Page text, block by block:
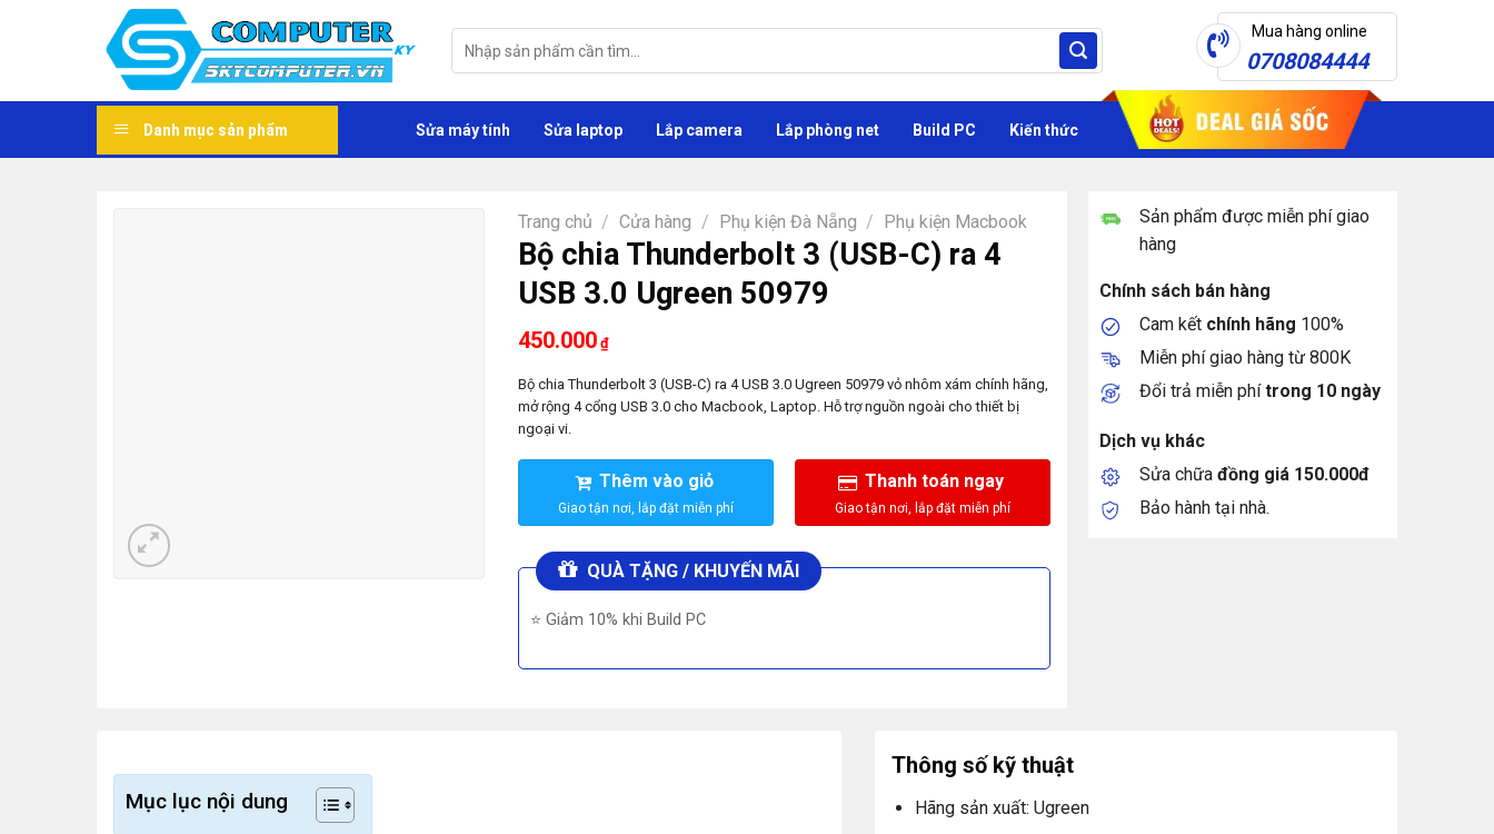
kiếm:
Mua hàng online
0708084444
Danh mục sản phẩm Sửa máy tính Sửa laptop Lắp camera Lắp phòng net Build PC Kiến thức
Trang chủ / Cửa hàng / Phụ kiện Đà Nẵng / Phụ kiện Macbook
Bộ chia Thunderbolt 3 (USB-C) ra 4
USB 3.0 Ugreen 50979
450.000 ₫
Bộ chia Thunderbolt 3 (USB-C) ra 4 USB 3.0 Ugreen 50979 vỏ nhôm xám chính hãng,
mở rộng 4 cổng USB 3.0 cho Macbook, Laptop. Hỗ trợ nguồn ngoài cho thiết bị
ngoại vi.
Thêm vào giỏ Thanh toán ngay
QUÀ TẶNG / KHUYẾN MÃI
⭐ Giảm 10% khi Build PC
Sản phẩm được miễn phí giao
hàng
Chính sách bán hàng
Cam kết chính hãng 100%
Miễn phí giao hàng từ 800K
Đổi trả miễn phítrong 10 ngày
Dịch vụ khác
Sửa chữađồng giá 150.000đ
Bảo hành tại nhà.
Mục lục nội dung
Thông số kỹ thuật
Hãng sản xuất: Ugreen